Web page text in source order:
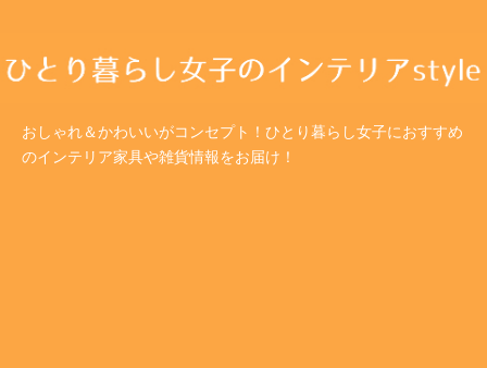
おしゃれ＆かわいいがコンセプト！ひとり暮らし女子におすすめ
のインテリア家具や雑貨情報をお届け！